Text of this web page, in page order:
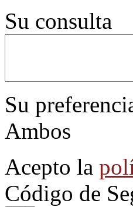
Su consulta
Su
Ambos
Acepto la
Código de